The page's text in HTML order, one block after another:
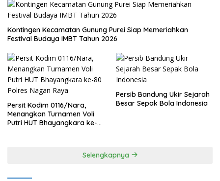
Kontingen Kecamatan Gunung Purei Siap Memeriahkan
Festival Budaya IMBT Tahun 2026
Persit Kodim 0116/Nara,
Menangkan Turnamen Voli
Putri HUT Bhayangkara ke-
Persib Bandung Ukir Sejarah
Besar Sepak Bola Indonesia
Selengkapnya